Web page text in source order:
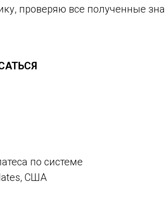
проверяю все полученные
по системе
США